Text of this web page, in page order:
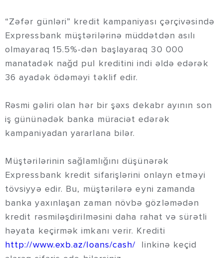
“Zəfər günləri” kredit kampaniyası çərçivəsində
Expressbank müştərilərinə müddətdən asılı
olmayaraq 15.5%-dən başlayaraq 30 000
manatadək nağd pul kreditini indi əldə edərək
36 ayadək ödəməyi təklif edir.
Rəsmi gəliri olan hər bir şəxs dekabr ayının son
iş gününədək banka müraciət edərək
kampaniyadan yararlana bilər.
Müştərilərinin sağlamlığını düşünərək
Expressbank kredit sifarişlərini onlayn etməyi
tövsiyyə edir. Bu, müştərilərə eyni zamanda
banka yaxınlaşan zaman növbə gözləmədən
kredit rəsmiləşdirilməsini daha rahat və sürətli
həyata keçirmək imkanı verir. Krediti
http://www.exb.az/loans/cash/ linkinə keçid